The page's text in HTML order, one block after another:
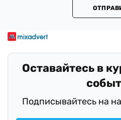
Оставайтесь в
Подписывайтесь на